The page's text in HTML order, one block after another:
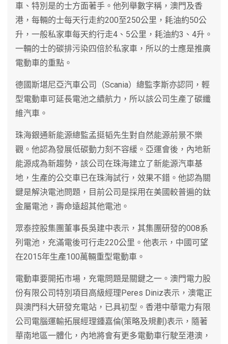
車、特別是的士方面著手。他列舉數字稱，澳門及香
港，每輛的士每天行走約200至250公里，耗油約50公
升，一般私家車每天約行走4、5公里，耗油約3、4升。
一輛的士的碳排污染四倍於私家車，所以的士應是推廣
電動車的重點。
德國斯堪尼亞汽車公司（Scania）總監李斯亦認同，輕
型電動車可延長電池之續航力，所以該公司生產了碳纖
維汽車。
珠海銀通新能源總監孟挺韬先生對自然能源前景不樂
觀。他認為發展低碳動力刻不容緩。亞運會後，內地新
能源成為新趨勢，該公司在珠海建立了新能源汽車基
地，生產的公交車已在珠海試行，效果不錯。他認為關
鍵是解決電池問題，目前公司是採用在美國較普遍的鈦
金屬電池，壽命遠超其他電池。
眾泰控股集團董事長吳建中表示，其集團研發的008系
列電池，充滿電後可行走220公里。他表示，中國可望
在2015年生產100萬輛重型電動車。
電動車要開拓市場，充電問題是關鍵之一。澳門電力股
份有限公司特別項目高級經理Peres Diniz表示，澳電正
與澳門科大研發充電站，已具初型。香港中華電力有限
公司電腦運輸拓展經理鍾嘉倫(策略及規劃)表示，隨著
華南地區一體化，內地將會有更多電動車行駛至港澳，